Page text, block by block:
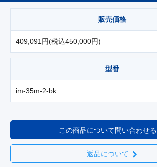
販売価格
409,091円(税込450,000円)
型番
im-35m-2-bk
この商品について問い合わせる
返品について